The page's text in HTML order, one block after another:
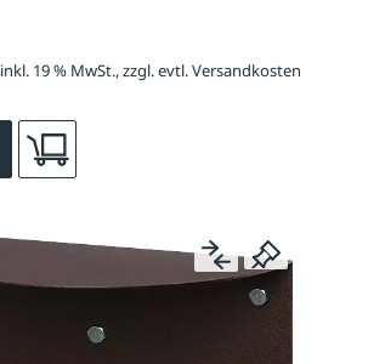
19 % MwSt., zzgl. evtl. Versandkosten